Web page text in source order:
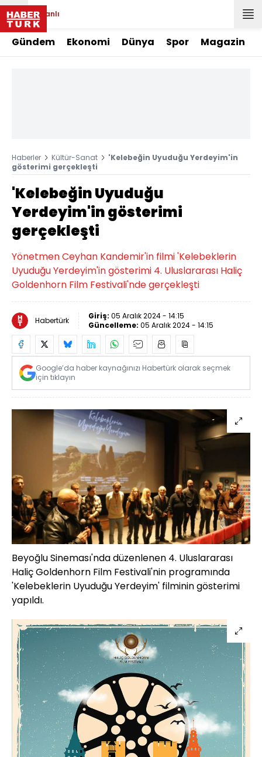
Canlı
Gündem Ekonomi Dünya Spor Magazin
Haberler Kültür-Sanat
'Kelebeğin Uyuduğu Yerdeyim'in
gösterimi gerçekleşti
'Kelebeğin Uyuduğu
Yerdeyim'in gösterimi
gerçekleşti
Yönetmen Ceyhan Kandemir'in filmi 'Kelebeklerin
Uyuduğu Yerdeyim'in gösterimi 4. Uluslararası Haliç
Goldenhorn Film Festivali'nde gerçekleşti
Habertürk Giriş: 05 Aralık 2024 - 14:15
Güncelleme: 05 Aralık 2024 - 14:15
Google’da haber kaynağınızı Habertürk olarak seçmek
için tıklayın
Beyoğlu Sineması'nda düzenlenen 4. Uluslararası
Haliç Goldenhorn Film Festivali'nin programında
'Kelebeklerin Uyuduğu Yerdeyim' filminin gösterimi
yapıldı.